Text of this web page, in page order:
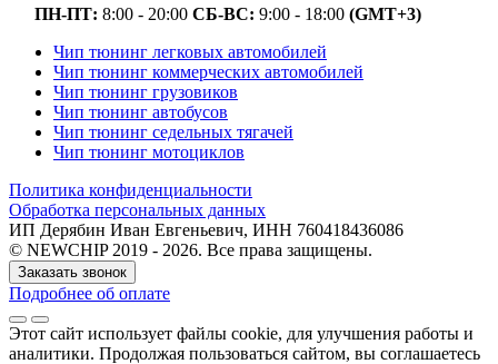
ПН-ПТ: 8:00 - 20:00 СБ-ВС: 9:00 - 18:00 (GMT+3)
Чип тюнинг легковых автомобилей
Чип тюнинг коммерческих автомобилей
Чип тюнинг грузовиков
Чип тюнинг автобусов
Чип тюнинг седельных тягачей
Чип тюнинг мотоциклов
Политика конфиденциальности
Обработка персональных данных
ИП Дерябин Иван Евгеньевич, ИНН 760418436086
© NEWCHIP 2019 - 2026. Все права защищены.
Заказать звонок
Подробнее об оплате
Этот сайт использует файлы cookie, для улучшения работы и
аналитики. Продолжая пользоваться сайтом, вы соглашаетесь